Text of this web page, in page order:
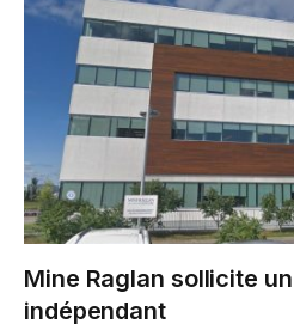
Mine Raglan sollicite
indépendant